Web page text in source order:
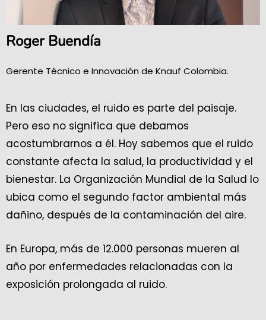
Roger Buendía
Gerente Técnico e Innovación de Knauf Colombia.
En las ciudades, el ruido es parte del paisaje.
Pero eso no significa que debamos
acostumbrarnos a él. Hoy sabemos que el ruido
constante afecta la salud, la productividad y el
bienestar. La Organización Mundial de la Salud lo
ubica como el segundo factor ambiental más
dañino, después de la contaminación del aire.
En Europa, más de 12.000 personas mueren al
año por enfermedades relacionadas con la
exposición prolongada al ruido.